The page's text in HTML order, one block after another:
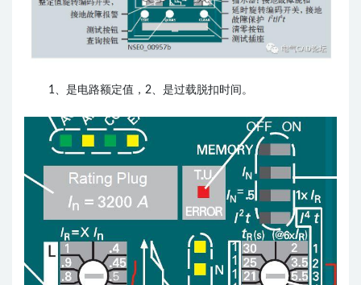
1、是电路额定值，2、是过载脱扣时间。